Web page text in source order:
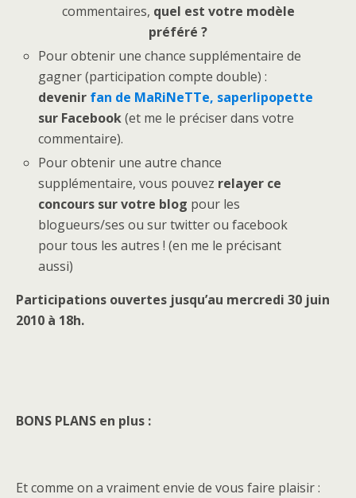
commentaires, quel est votre modèle
préféré ?
Pour obtenir une chance supplémentaire de
gagner (participation compte double) :
devenir fan de MaRiNeTTe, saperlipopette
sur Facebook(et me le préciser dans votre
commentaire).
Pour obtenir une autre chance
supplémentaire, vous pouvez relayer ce
concours sur votre blog pour les
blogueurs/ses ou sur twitter ou facebook
pour tous les autres ! (en me le précisant
aussi)
Participations ouvertes jusqu’au mercredi 30 juin
2010 à 18h.
BONS PLANS en plus :
Et comme on a vraiment envie de vous faire plaisir :